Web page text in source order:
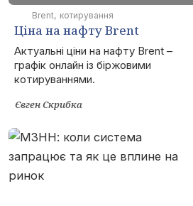
Brent котирування
Ціна на нафту Brent
сьогодні | графік онлайн
Актуальні ціни на нафту Brent –
графік онлайн із біржовими
котируваннями.
Євген Скрибка